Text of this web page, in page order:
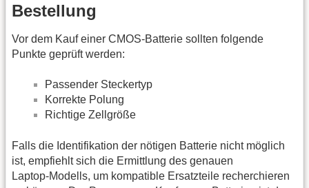
Bestellung
Vor dem Kauf einer CMOS‑Batterie sollten folgende
Punkte geprüft werden:
Passender Steckertyp
Korrekte Polung
Richtige Zellgröße
Falls die Identifikation der nötigen Batterie nicht möglich
ist, empfiehlt sich die Ermittlung des genauen
Laptop‑Modells, um kompatible Ersatzteile recherchieren